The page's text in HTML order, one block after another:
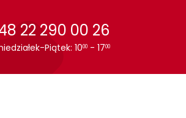
46 cm
22 290 00 26
Piątek: 1000 - 1700